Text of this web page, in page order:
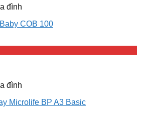
đình
COB 100
đình
Microlife BP A3 Basic